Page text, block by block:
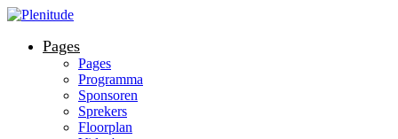
Pages
Pages
Programma
Sponsoren
Sprekers
Floorplan